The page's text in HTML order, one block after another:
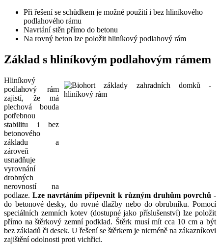
Při řešení se schůdkem je možné použití i bez hliníkového
podlahového rámu
Navrtání stěn přímo do betonu
Na rovný beton lze položit hliníkový podlahový rám
Základ s hliníkovým podlahovým rámem
Hliníkový
podlahový rám
zajistí, že má
plechová bouda
potřebnou
stabilitu i bez
betonového
základu a
zároveň
usnadňuje
vyrovnání
drobných
nerovností na
podlaze.Lze navrtáním připevnit k různým druhům povrchů -
do betonové desky, do rovné dlažby nebo do obrubníku. Pomocí
speciálních zemních kotev (dostupné jako příslušenství) lze položit
přímo na štěrkový zemní podklad. Štěrk musí mít cca 10 cm a být
bez základů či desek. U řešení se štěrkem je nicméně na zákazníkovi
zajištění odolnosti proti vichřici.